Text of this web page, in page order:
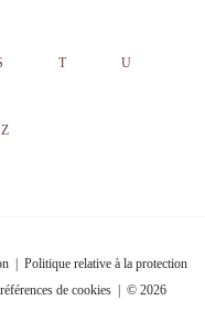
T U
Z
Politique relative à la protection
de cookies| © 2026